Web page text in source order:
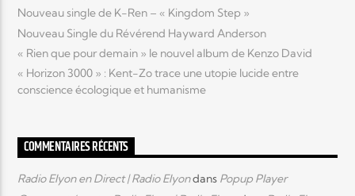
Elyon Kids
Nouveau single de K-Ren – « Kingdom Step »
Nouveau Single du Révérend Hayward Anderson
« Rien que pour demain » le nouvel album de Kenzo David
« Horizon 3000 » : Kent-Zo trace une utopie lucide entre
conscience écologique et humanisme
COMMENTAIRES RÉCENTS
Radio Elyon en Direct | Radio Elyondans Popup Player